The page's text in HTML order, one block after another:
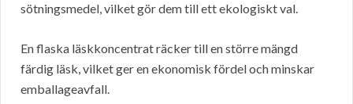
sötningsmedel, vilket gör dem till ett ekologiskt val.
En flaska läskkoncentrat räcker till en större mängd
färdig läsk, vilket ger en ekonomisk fördel och minskar
emballageavfall.